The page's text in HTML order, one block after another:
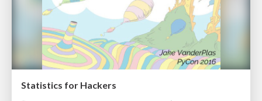
Statistics for Hackers